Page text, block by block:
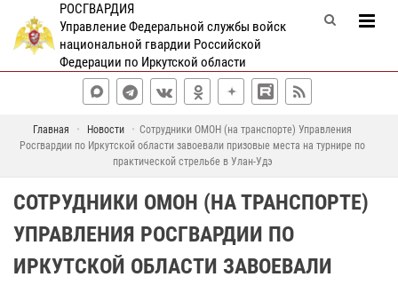
РОСГВАРДИЯ
Управление Федеральной службы войск
национальной гвардии Российской
Федерации по Иркутской области
Главная Новости
Сотрудники ОМОН (на транспорте) Управления
Росгвардии по Иркутской области завоевали призовые места на турнире по
практической стрельбе в Улан-Удэ
СОТРУДНИКИ ОМОН (НА ТРАНСПОРТЕ)
УПРАВЛЕНИЯ РОСГВАРДИИ ПО
ИРКУТСКОЙ ОБЛАСТИ ЗАВОЕВАЛИ